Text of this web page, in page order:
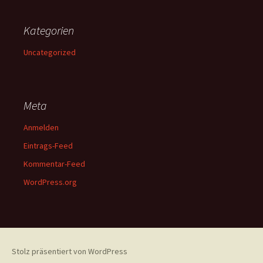
Kategorien
Uncategorized
Meta
Anmelden
Eintrags-Feed
Kommentar-Feed
WordPress.org
Stolz präsentiert von WordPress